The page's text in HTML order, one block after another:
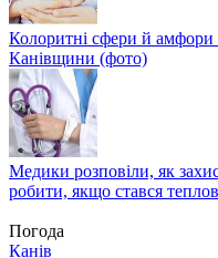
Колоритні сфери й амфори
Канівщини (фото)
Медики розповіли, як
робити, якщо стався
Погода
Канів